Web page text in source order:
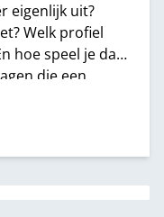
eigenlijk uit?
Welk profiel
hoe speel je daar
die een
kan
Joeri van
van en
ondernemer
data combineert